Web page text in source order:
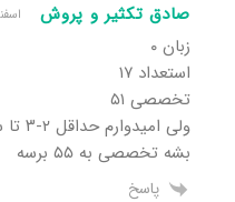
صادق تکثیر و پروش اسفند ۲۳, ۱۳۹۲
زبان ۰
استعداد ۱۷
تخصصی ۵۱
ولی
بشه تخصصی به ۵۵ برسه
پاسخ